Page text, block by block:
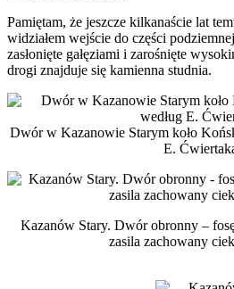
Pamiętam, że jeszcze kilkanaście lat
widziałem wejście do części
zasłonięte gałęziami i zarośnięte
drogi znajduje się kamienna studnia.
Dwór w Kazanowie Starym koło
E.
Kazanów Stary. Dwór obronny –
zasila zachowany